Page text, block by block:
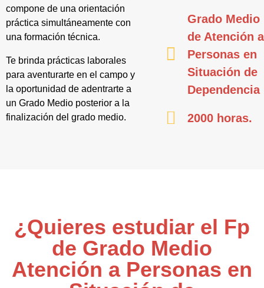
compone de una orientación
práctica simultáneamente con
una formación técnica.
Te brinda prácticas laborales
para aventurarte en el campo y
la oportunidad de adentrarte a
un Grado Medio posterior a la
finalización del grado medio.
Grado Medio
de Atención a
Personas en
Situación de
Dependencia
2000 horas.
¿Quieres estudiar el Fp
de Grado Medio
Atención a Personas en